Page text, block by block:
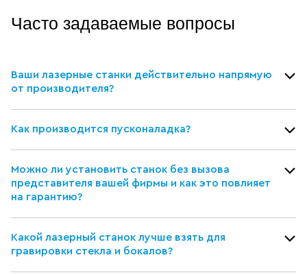
Часто задаваемые вопросы
Ваши лазерные станки действительно напрямую
от производителя?
Как производится пусконаладка?
Можно ли установить станок без вызова
представителя вашей фирмы и как это повлияет
на гарантию?
Какой лазерный станок лучше взять для
гравировки стекла и бокалов?